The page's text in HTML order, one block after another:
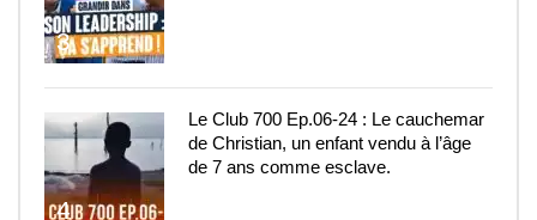
3
4
Le Club 700 Ep.06-24 : Le cauchemar
de Christian, un enfant vendu à l’âge
de 7 ans comme esclave.